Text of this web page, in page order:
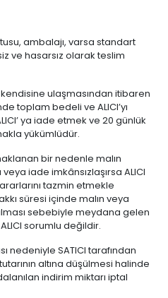
ambalajı, varsa standart
ve hasarsız olarak teslim
ulaşmasından itibaren
toplam bedeli ve ALICI’yı
ya iade etmek ve 20 günlük
yükümlüdür.
bir nedenle malın
iade imkânsızlaşırsa ALICI
tazmin etmekle
süresi içinde malın veya
sebebiyle meydana gelen
sorumlu değildir.
nedeniyle SATICI tarafından
altına düşülmesi halinde
indirim miktarı iptal